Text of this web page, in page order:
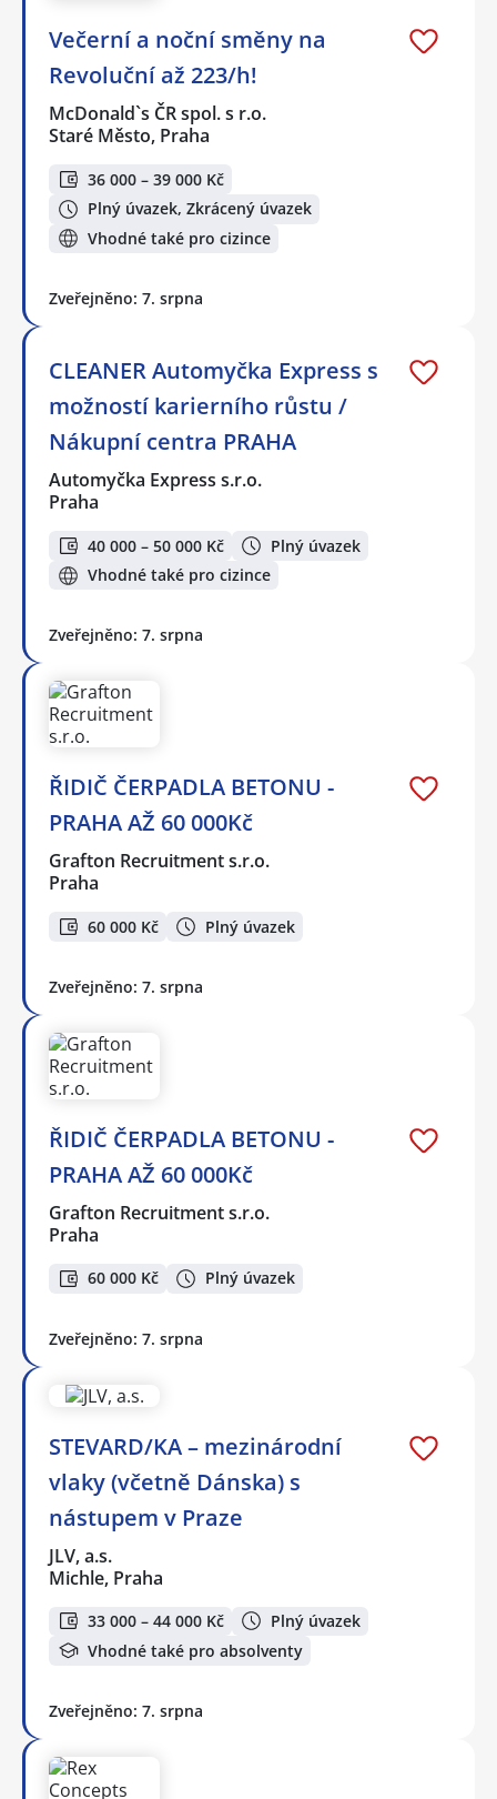
Večerní a noční směny na
Revoluční až 223/h!
McDonald`s ČR spol. s r.o.
Staré Město, Praha
36 000 – 39 000 Kč
Plný úvazek, Zkrácený úvazek
Vhodné také pro cizince
Zveřejněno: 7. srpna
CLEANER Automyčka Express s
možností karierního růstu /
Nákupní centra PRAHA
Automyčka Express s.r.o.
Praha
40 000 – 50 000 Kč
Plný úvazek
Vhodné také pro cizince
Zveřejněno: 7. srpna
ŘIDIČ ČERPADLA BETONU -
PRAHA AŽ 60 000Kč
Grafton Recruitment s.r.o.
Praha
60 000 Kč Plný úvazek
Zveřejněno: 7. srpna
ŘIDIČ ČERPADLA BETONU -
PRAHA AŽ 60 000Kč
Grafton Recruitment s.r.o.
Praha
60 000 Kč Plný úvazek
Zveřejněno: 7. srpna
STEVARD/KA – mezinárodní
vlaky (včetně Dánska) s
nástupem v Praze
JLV, a.s.
Michle, Praha
33 000 – 44 000 Kč
Plný úvazek
Vhodné také pro absolventy
Zveřejněno: 7. srpna